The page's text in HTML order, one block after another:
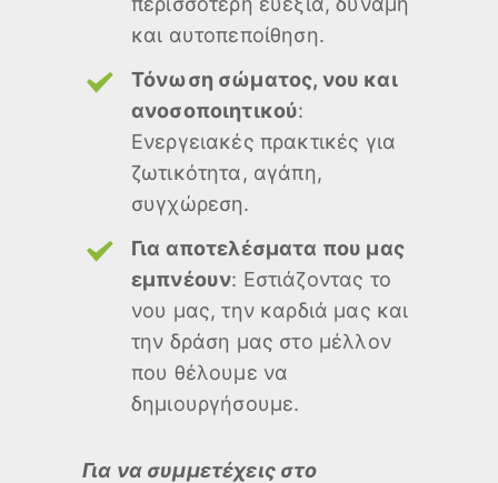
και αυτοπεποίθηση.
Τόνωση σώματος, νου και
ανοσοποιητικού:
Ενεργειακές πρακτικές για
ζωτικότητα, αγάπη,
συγχώρεση.
Για αποτελέσματα που μας
εμπνέουν: Εστιάζοντας το
νου μας, την καρδιά μας και
την δράση μας στο μέλλον
που θέλουμε να
δημιουργήσουμε.
Για να συμμετέχεις στο